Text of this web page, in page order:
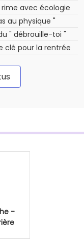
rime avec écologie
au physique "
" débrouille-toi "
clé pour la rentrée
-